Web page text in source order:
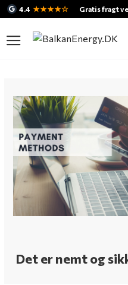
4.4 ★★★★☆ Gratis fragt
Det er nemt og